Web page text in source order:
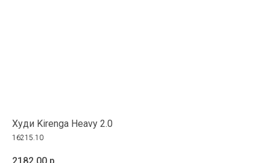
Худи Kirenga Heavy 2.0
16215.10